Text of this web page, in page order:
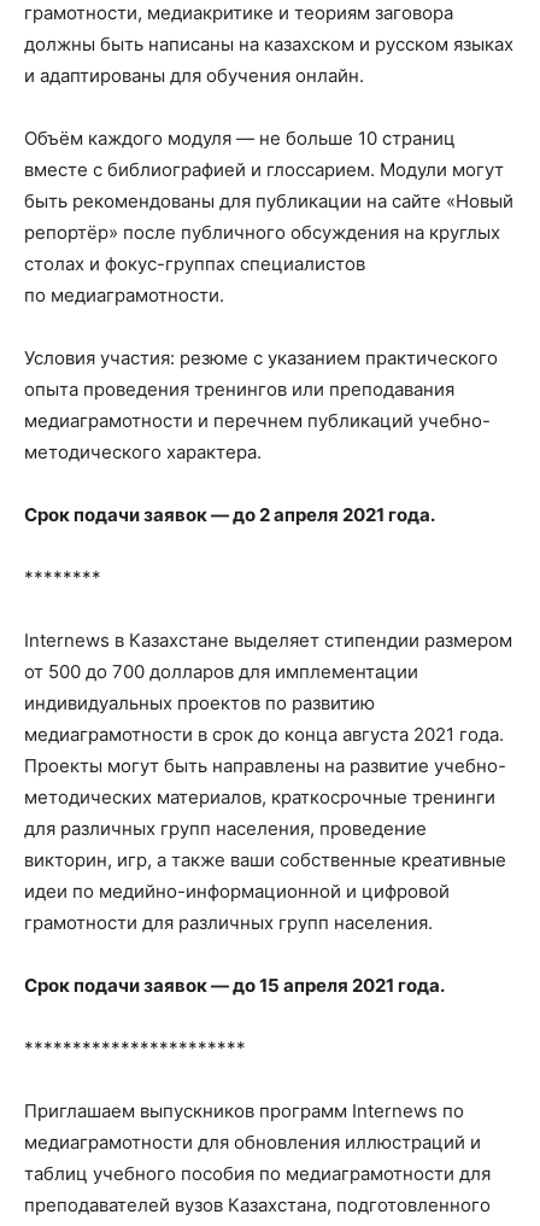
грамотности, медиакритике и теориям заговора
должны быть написаны на казахском и русском языках
и адаптированы для обучения онлайн.
Объём каждого модуля — не больше 10 страниц
вместе с библиографией и глоссарием. Модули могут
быть рекомендованы для публикации на сайте «Новый
репортёр» после публичного обсуждения на круглых
столах и фокус-группах специалистов
по медиаграмотности.
Условия участия: резюме с указанием практического
опыта проведения тренингов или преподавания
медиаграмотности и перечнем публикаций учебно-
методического характера.
Срок подачи заявок — до 2 апреля 2021 года.
********
Internews в Казахстане выделяет стипендии размером
от 500 до 700 долларов для имплементации
индивидуальных проектов по развитию
медиаграмотности в срок до конца августа 2021 года.
Проекты могут быть направлены на развитие учебно-
методических материалов, краткосрочные тренинги
для различных групп населения, проведение
викторин, игр, а также ваши собственные креативные
идеи по медийно-информационной и цифровой
грамотности для различных групп населения.
Срок подачи заявок — до 15 апреля 2021 года.
***********************
Приглашаем выпускников программ Internews по
медиаграмотности для обновления иллюстраций и
таблиц учебного пособия по медиаграмотности для
преподавателей вузов Казахстана, подготовленного